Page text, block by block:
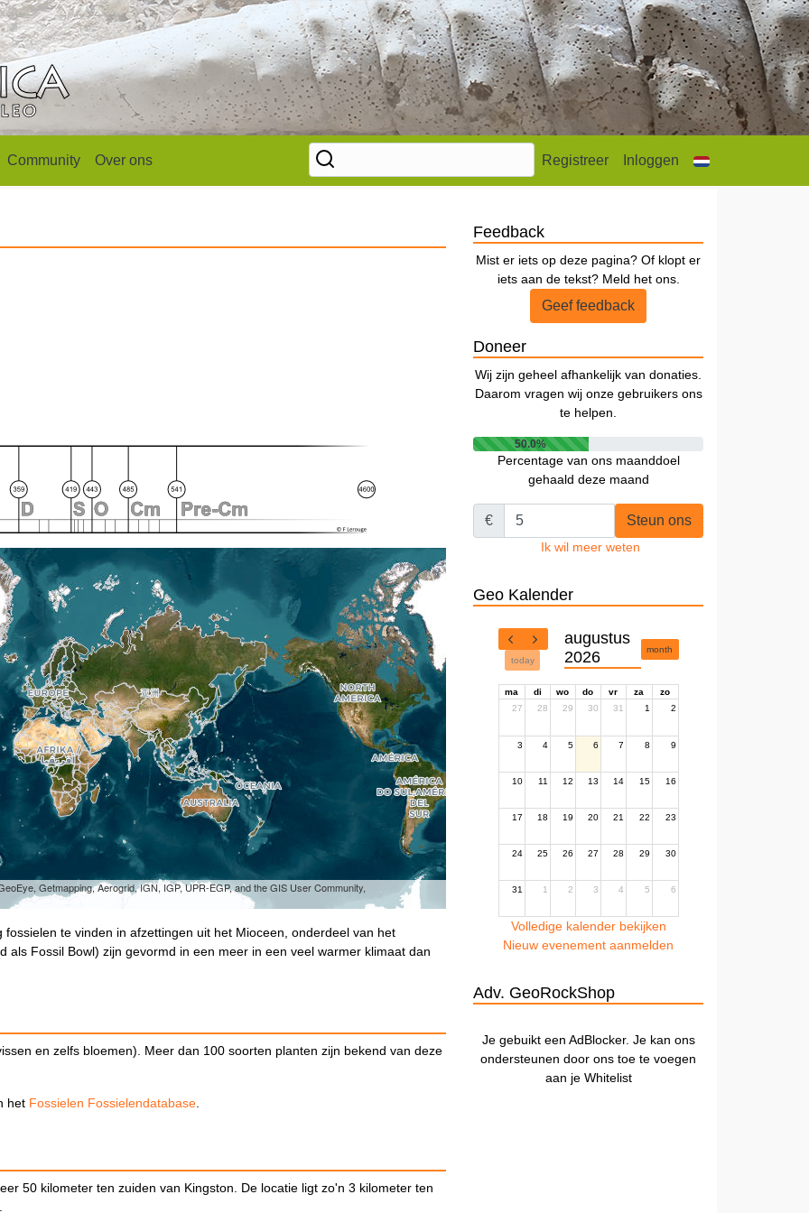
Community Over ons Registreer Inloggen
Getmapping, Aerogrid, IGN, IGP, UPR-EGP, and the GIS User Community,
te vinden in afzettingen uit het Mioceen, onderdeel van het
als Fossil Bowl) zijn gevormd in een meer in een veel warmer klimaat dan
en zelfs bloemen). Meer dan 100 soorten planten zijn bekend van deze
het Fossielen Fossielendatabase
50 kilometer ten zuiden van Kingston. De locatie ligt zo'n 3 kilometer ten
Feedback
Mist er iets op deze pagina? Of klopt er
iets aan de tekst? Meld het ons.
Geef feedback
Doneer
Wij zijn geheel afhankelijk van donaties.
Daarom vragen wij onze gebruikers ons
te helpen.
50.0%
Percentage van ons maanddoel
gehaald deze maand
€ Steun ons
Ik wil meer weten
Geo Kalender
today
augustus
2026
month
ma di wo do vr za
zo
27
28 29 30 31 1 2
3 4 5 6 7 8 9
10 11 12 13 14 15 16
17 18 19 20 21 22 23
24 25 26 27 28 29 30
31 1 2 3 4 5 6
Volledige kalender bekijken
Nieuw evenement aanmelden
Adv. GeoRockShop
Je gebuikt een AdBlocker. Je kan ons
ondersteunen door ons toe te voegen
aan je Whitelist